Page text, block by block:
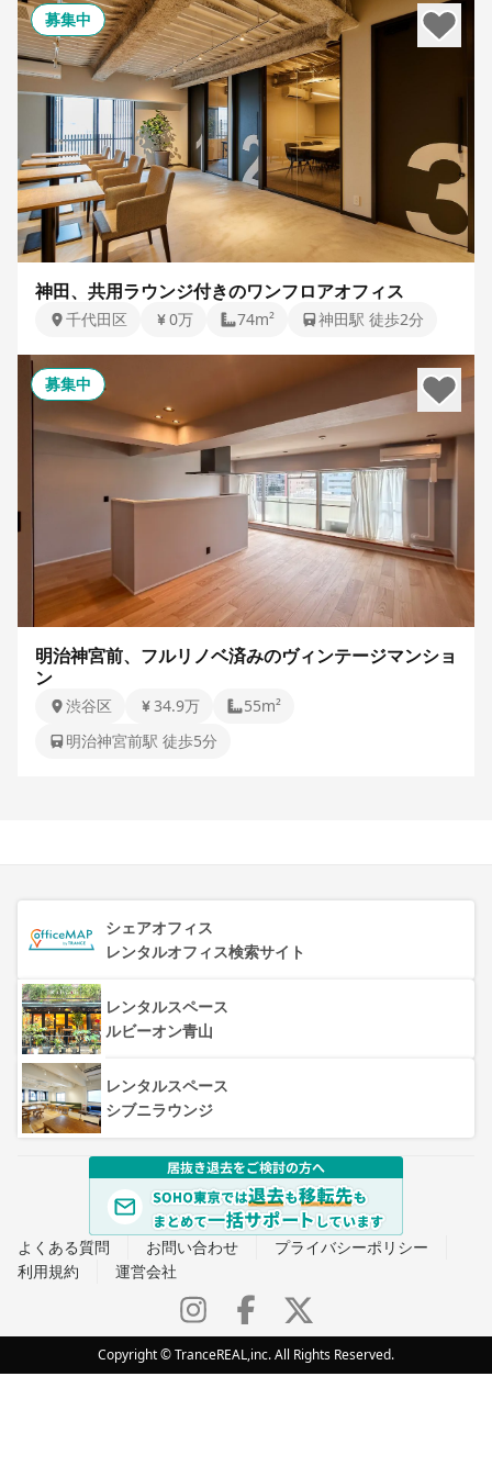
募集中
神田、共用ラウンジ付きのワンフロアオフィス
千代田区 0万 74m² 神田駅 徒歩2分
募集中
明治神宮前、フルリノベ済みのヴィンテージマンショ
ン
渋谷区 34.9万
55m²
明治神宮前駅 徒歩5分
シェアオフィス
レンタルオフィス検索サイト
レンタルスペース
ルビーオン青山
レンタルスペース
シブニラウンジ
よくある質問 お問い合わせ
プライバシーポリシー
利用規約
運営会社
Copyright © TranceREAL,inc. All Rights Reserved.